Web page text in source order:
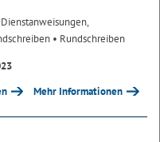
• Rundschreiben
Mehr Informationen